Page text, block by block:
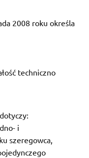
2008 roku określa
techniczno
dotyczy:
i
szeregowca,